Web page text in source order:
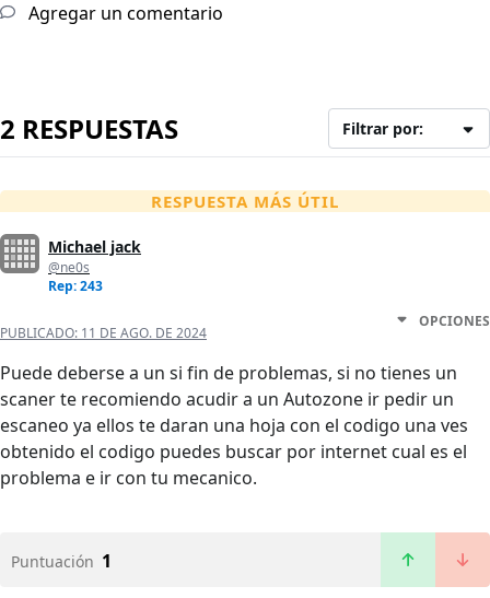
Agregar un comentario
2 RESPUESTAS Filtrar por:
RESPUESTA MÁS ÚTIL
Michael jack
@ne0s
Rep: 243
PUBLICADO: 11 DE AGO. DE 2024
OPCIONES
Puede deberse a un si fin de problemas, si no tienes un
scaner te recomiendo acudir a un Autozone ir pedir un
escaneo ya ellos te daran una hoja con el codigo una ves
obtenido el codigo puedes buscar por internet cual es el
problema e ir con tu mecanico.
Puntuación 1